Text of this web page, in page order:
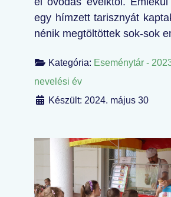
egy hímzett tarisznyát
nénik megtöltöttek sok-sok
Kategória: Eseménytár -
nevelési év
Készült: 2024. május 30